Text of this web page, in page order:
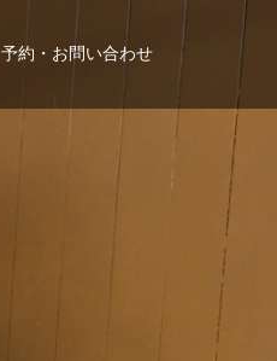
予約・お問い合わせ